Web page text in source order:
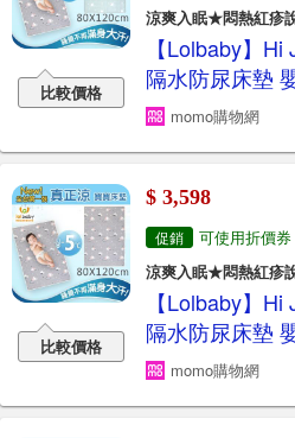
比較價格
涼爽入眠★悶熱紅疹
【Lolbaby】
隔水防尿床墊
momo購物網
比較價格
$ 3,598
促銷
可使用折價券
涼爽入眠★悶熱紅疹
【Lolbaby】
隔水防尿床墊
momo購物網